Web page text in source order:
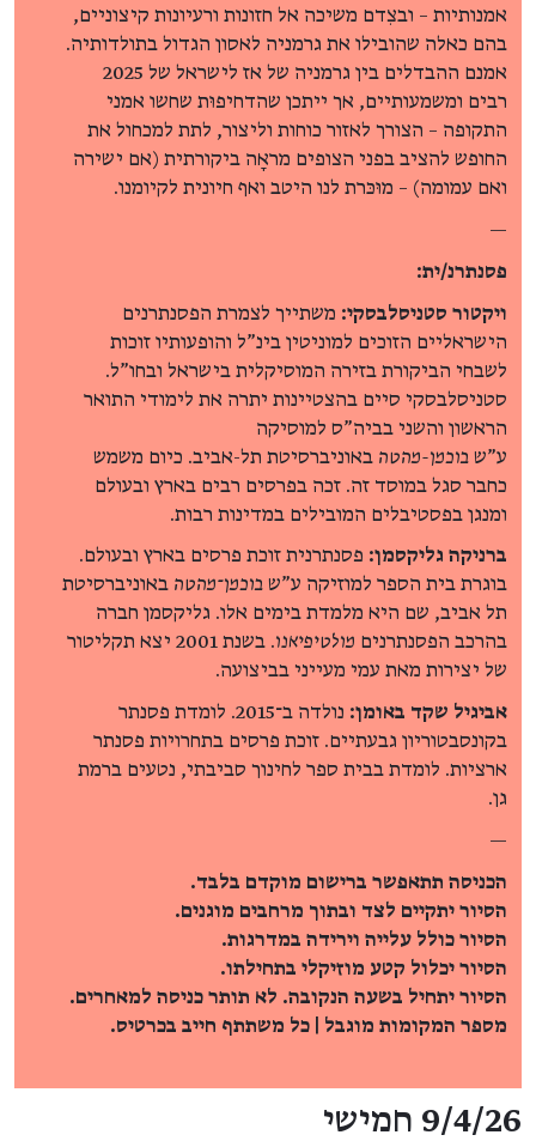
אמנותיות – ובצִדם משיכה אל חזונות ורעיונות קיצוניים,
בהם כאלה שהובילו את גרמניה לאסון הגדול בתולדותיה.
אמנם ההבדלים בין גרמניה של אז לישראל של 2025
רבים ומשמעותיים, אך ייתכן שהדחיפוּת שחשו אמני
התקופה – הצורך לאזור כוחות וליצור, לתת למכחול את
החופש להציב בפני הצופים מראָה ביקורתית (אם ישירה
ואם עמומה) – מוּכּרת לנו היטב ואף חיונית לקיומנו.
—
פסנתרנ/ית:
ויקטור סטניסלבסקי: משתייך לצמרת הפסנתרנים
הישראליים הזוכים למוניטין בינ"ל והופעותיו זוכות
לשבחי הביקורת בזירה המוסיקלית בישראל ובחו”ל.
סטניסלבסקי סיים בהצטיינות יתרה את לימודי התואר
הראשון והשני בביה"ס למוסיקה
ע"ש בוכמן-מהטה באוניברסיטת תל-אביב. כיום משמש
כחבר סגל במוסד זה. זכה בפרסים רבים בארץ ובעולם
ומנגן בפסטיבלים המובילים במדינות רבות.
ברניקה גליקסמן: פסנתרנית זוכת פרסים בארץ ובעולם.
בוגרת בית הספר למוזיקה ע"ש בוכמן־מהטה באוניברסיטת
תל אביב, שם היא מלמדת בימים אלו. גליקסמן חברה
בהרכב הפסנתרנים מולטיפיאנו
. בשנת 2001 יצא תקליטור
של יצירות מאת עמי מעייני בביצועה.
אביגיל שקד באומן:
נולדה ב־2015. לומדת פסנתר
בקונסבטוריון גבעתיים. זוכת פרסים בתחרויות פסנתר
ארציות. לומדת בבית ספר לחינוך סביבתי, נטעים ברמת
גן.
—
הכניסה תתאפשר ברישום מוקדם בלבד.
הסיור יתקיים לצד ובתוך מרחבים מוגנים.
הסיור כולל עלייה וירידה במדרגות.
הסיור יכלול קטע מוזיקלי בתחילתו.
הסיור יתחיל בשעה הנקובה. לא תותר כניסה למאחרים.
מספר המקומות מוגבל | כל משתתף חייב בכרטיס.
פרטי האירוע
9/4/26 חמישי